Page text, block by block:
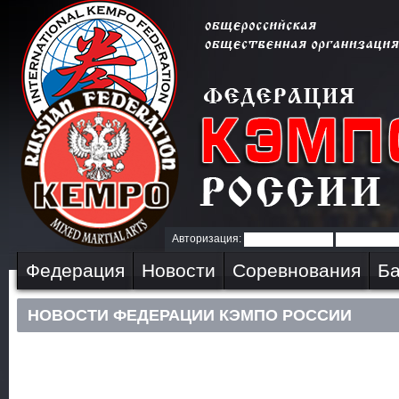
Авторизация:
Федерация Новости Соревнования
НОВОСТИ ФЕДЕРАЦИИ КЭМПО РОССИИ